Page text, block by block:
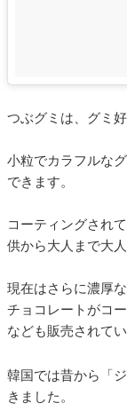
つぶグミは、グミ
小粒でカラフルな
できます。
コーティングされ
供から大人まで大人
現在はさらに濃厚
チョコレートがコ
なども販売されてい
韓国では昔から「
きました。